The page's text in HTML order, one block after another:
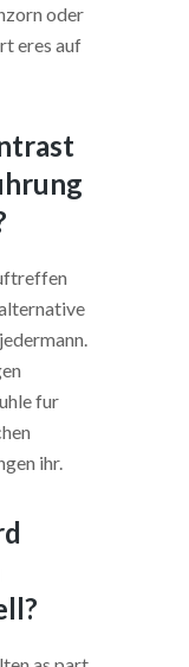
oder
eres auf
fur
ihr.